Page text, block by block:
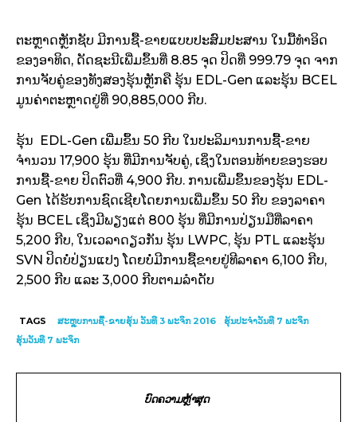
ຕະຫຼາດຫຼັກຊັບ ມີການຊື້-ຂາຍແບບປະສົມປະສານ ໃນມື້ທຳອິດ
ຂອງອາທິດ, ດັດຊະນີເພີ່ມຂຶ້ນທີ່ 8.85 ຈຸດ ປິດທີ່ 999.79 ຈຸດ ຈາກ
ການຈັບຄູ່ຂອງທັງສອງຮຸ້ນຫຼັກຄື ຮຸ້ນ EDL-Gen ແລະຮຸ້ນ BCEL
ມູນຄ່າຕະຫຼາດຢູ່ທີ່ 90,885,000 ກີບ.
ຮຸ້ນ EDL-Gen ເພີ່ມຂຶ້ນ 50 ກີບ ໃນປະລິມານການຊື້-ຂາຍ
ຈຳນວນ 17,900 ຮຸ້ນ ທີ່ມີການຈັບຄູ່, ເຊິ່ງໃນຕອນທ້າຍຂອງຮອບ
ການຊື້-ຂາຍ ປິດຕົວທີ່ 4,900 ກີບ. ການເພີ່ມຂຶ້ນຂອງຮຸ້ນ EDL-
Gen ໄດ້ຮັບການຊົດເຊີຍໂດຍການເພີ່ມຂຶ້ນ 50 ກີບ ຂອງລາຄາ
ຮຸ້ນ BCEL ເຊິ່ງມີພຽງແຕ່ 800 ຮຸ້ນ ທີ່ມີການປ່ຽນມືທີ່ລາຄາ
5,200 ກີບ, ໃນເວລາດຽວກັນ ຮຸ້ນ LWPC, ຮຸ້ນ PTL ແລະຮຸ້ນ
SVN ປິດບໍ່ປ່ຽນແປງ ໂດຍບໍ່ມີການຊື້ຂາຍຢູ່ທີລາຄາ 6,100 ກີບ,
2,500 ກີບ ແລະ 3,000 ກີບຕາມລຳດັບ
TAGS ສະຫຼຸບການຊື້-ຂາຍຮຸ້ນ ວັນທີ 3 ພະຈິກ 2016
ຮຸ້ນປະຈຳວັນທີ 7 ພະຈິກ
ຮຸ້ນວັນທີ 7 ພະຈິກ
ບົດຄວາມຫຼ້າສຸດ